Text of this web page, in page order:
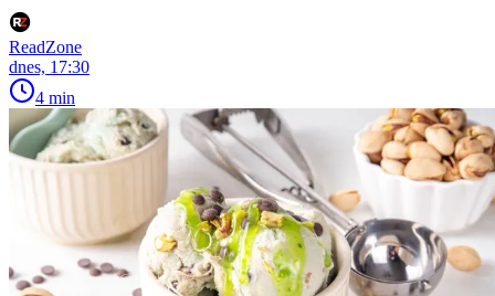
ReadZone
dnes, 17:30
4 min